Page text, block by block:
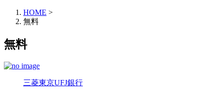
HOME >
無料
無料
三菱東京UFJ銀行